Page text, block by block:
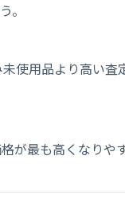
。
使用品より高い査
が最も高くなりや